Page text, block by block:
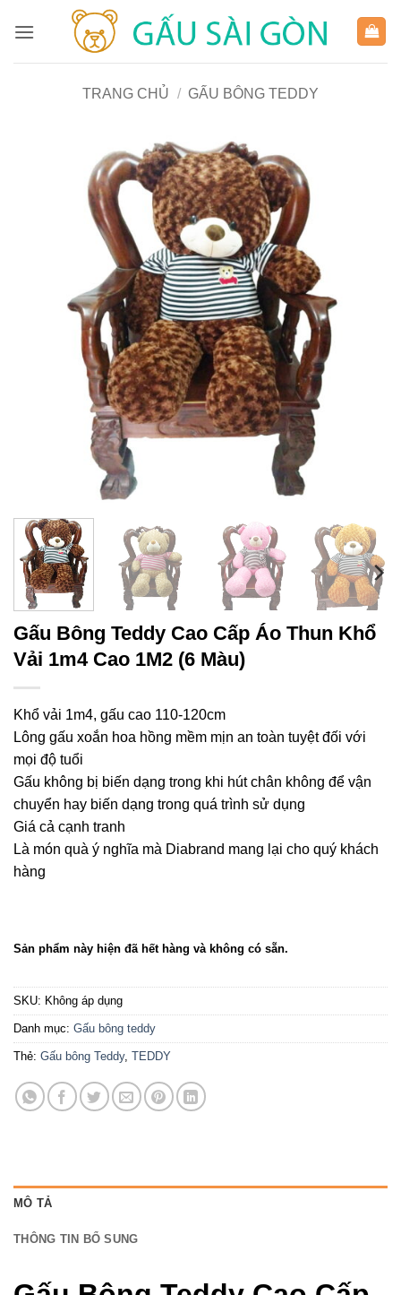
qua
TRANG CHỦ / GẤU BÔNG TEDDY
Gấu Bông Teddy Cao Cấp Áo Thun Khổ
Vải 1m4 Cao 1M2 (6 Màu)
Khổ vải 1m4, gấu cao 110-120cm
Lông gấu xoắn hoa hồng mềm mịn an toàn tuyệt đối với
mọi độ tuổi
Gấu không bị biến dạng trong khi hút chân không để vận
chuyển hay biến dạng trong quá trình sử dụng
Giá cả cạnh tranh
Là món quà ý nghĩa mà Diabrand mang lại cho quý khách
hàng
Sản phẩm này hiện đã hết hàng và không có sẵn.
SKU: Không áp dụng
Danh mục: Gấu bông teddy
Thẻ: Gấu bông Teddy, TEDDY
MÔ TẢ
THÔNG TIN BỔ SUNG